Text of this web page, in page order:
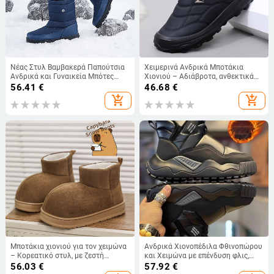
Νέας Στυλ Βαμβακερά Παπούτσια
Ανδρικά και Γυναικεία Μπότες
Χιονιού για Ζευγάρια Παπούτσια
για Άνδρες και Γυναίκες, Casual
Παπούτσια για Υπαίθριες
Μπότες με Χοντρό Πάτο, Κοντές
Μπότες, Φθινοπωρινά και
Χειμερινά Μοντέρνα Παπούτσια
56.41 €
add_shopping_cart
Χειμερινά Ανδρικά Μποτάκια
Χιονιού – Αδιάβροτα, ανθεκτικά
στην φθορά, μαλακή σόλα; πάνω
μέρος: microfiber δέρμα; Velcro
κλείσιμο; εσωτερική επένδυση
ύφασμα
46.68 €
add_shopping_cart
Μποτάκια χιονιού για τον χειμώνα
– Κορεατικό στυλ, με ζεστή
επένδυση, Unisex (Αύξηση ύψους;
56.03 €
Ανδρικά Χιονοπέδιλα Φθινοπώρου
και Χειμώνα με επένδυση φλις,
Πηχτό, Ζεστό Βαμβακερό Πέπλο,
57.92 €